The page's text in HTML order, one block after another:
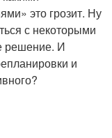
это грозит. Ну
с некоторыми
решение. И
и